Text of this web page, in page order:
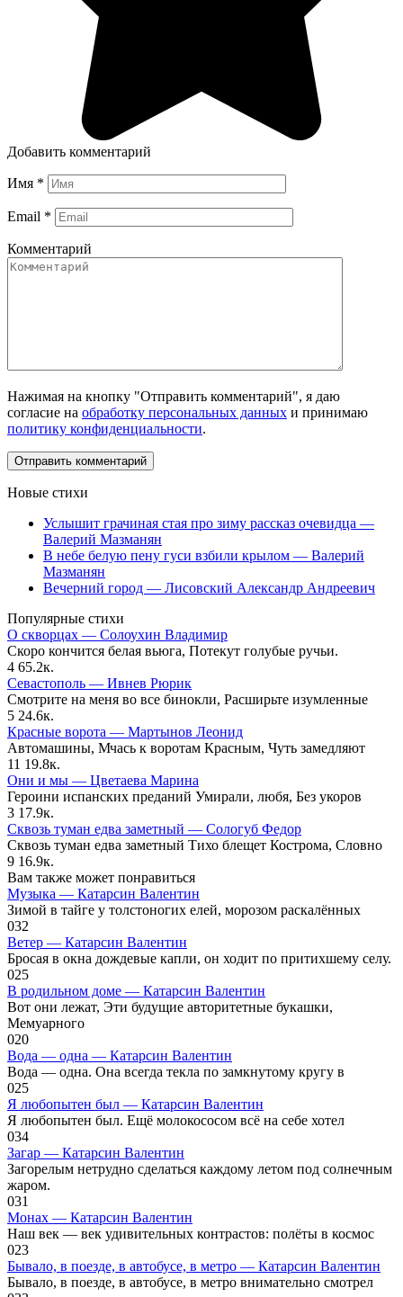
Добавить комментарий
Имя *
Email *
Комментарий
Нажимая на кнопку "Отправить комментарий", я даю
согласие на обработку персональных данных и принимаю
политику конфиденциальности.
Новые стихи
Услышит грачиная стая про зиму рассказ очевидца —
Валерий Мазманян
В небе белую пену гуси взбили крылом — Валерий
Мазманян
Вечерний город — Лисовский Александр Андреевич
Популярные стихи
О скворцах — Солоухин Владимир
Скоро кончится белая вьюга, Потекут голубые ручьи.
4 65.2к.
Севастополь — Ивнев Рюрик
Смотрите на меня во все бинокли, Расширьте изумленные
5 24.6к.
Красные ворота — Мартынов Леонид
Автомашины, Мчась к воротам Красным, Чуть замедляют
11 19.8к.
Они и мы — Цветаева Марина
Героини испанских преданий Умирали, любя, Без укоров
3 17.9к.
Сквозь туман едва заметный — Сологуб Федор
Сквозь туман едва заметный Тихо блещет Кострома, Словно
9 16.9к.
Вам также может понравиться
Музыка — Катарсин Валентин
Зимой в тайге у толстоногих елей, морозом раскалённых
032
Ветер — Катарсин Валентин
Бросая в окна дождевые капли, он ходит по притихшему селу.
025
В родильном доме — Катарсин Валентин
Вот они лежат, Эти будущие авторитетные букашки,
Мемуарного
020
Вода — одна — Катарсин Валентин
Вода — одна. Она всегда текла по замкнутому кругу в
025
Я любопытен был — Катарсин Валентин
Я любопытен был. Ещё молокососом всё на себе хотел
034
Загар — Катарсин Валентин
Загорелым нетрудно сделаться каждому летом под солнечным
жаром.
031
Монах — Катарсин Валентин
Наш век — век удивительных контрастов: полёты в космос
023
Бывало, в поезде, в автобусе, в метро — Катарсин Валентин
Бывало, в поезде, в автобусе, в метро внимательно смотрел